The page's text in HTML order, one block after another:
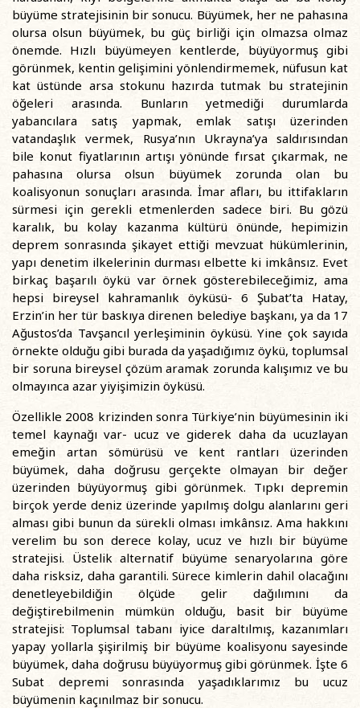
büyüme stratejisinin bir sonucu. Büyümek, her ne pahasına
olursa olsun büyümek, bu güç birliği için olmazsa olmaz
önemde. Hızlı büyümeyen kentlerde, büyüyormuş gibi
görünmek, kentin gelişimini yönlendirmemek, nüfusun kat
kat üstünde arsa stokunu hazırda tutmak bu stratejinin
öğeleri arasında. Bunların yetmediği durumlarda
yabancılara satış yapmak, emlak satışı üzerinden
vatandaşlık vermek, Rusya’nın Ukrayna’ya saldırısından
bile konut fiyatlarının artışı yönünde fırsat çıkarmak, ne
pahasına olursa olsun büyümek zorunda olan bu
koalisyonun sonuçları arasında. İmar afları, bu ittifakların
sürmesi için gerekli etmenlerden sadece biri. Bu gözü
karalık, bu kolay kazanma kültürü önünde, hepimizin
deprem sonrasında şikayet ettiği mevzuat hükümlerinin,
yapı denetim ilkelerinin durması elbette ki imkânsız. Evet
birkaç başarılı öykü var örnek gösterebileceğimiz, ama
hepsi bireysel kahramanlık öyküsü- 6 Şubat’ta Hatay,
Erzin’in her tür baskıya direnen belediye başkanı, ya da 17
Ağustos’da Tavşancıl yerleşiminin öyküsü. Yine çok sayıda
örnekte olduğu gibi burada da yaşadığımız öykü, toplumsal
bir soruna bireysel çözüm aramak zorunda kalışımız ve bu
olmayınca azar yiyişimizin öyküsü.
Özellikle 2008 krizinden sonra Türkiye’nin büyümesinin iki
temel kaynağı var- ucuz ve giderek daha da ucuzlayan
emeğin artan sömürüsü ve kent rantları üzerinden
büyümek, daha doğrusu gerçekte olmayan bir değer
üzerinden büyüyormuş gibi görünmek. Tıpkı depremin
birçok yerde deniz üzerinde yapılmış dolgu alanlarını geri
alması gibi bunun da sürekli olması imkânsız. Ama hakkını
verelim bu son derece kolay, ucuz ve hızlı bir büyüme
stratejisi. Üstelik alternatif büyüme senaryolarına göre
daha risksiz, daha garantili. Sürece kimlerin dahil olacağını
denetleyebildiğin ölçüde gelir dağılımını da
değiştirebilmenin mümkün olduğu, basit bir büyüme
stratejisi: Toplumsal tabanı iyice daraltılmış, kazanımları
yapay yollarla şişirilmiş bir büyüme koalisyonu sayesinde
büyümek, daha doğrusu büyüyormuş gibi görünmek. İşte 6
Subat depremi sonrasında yaşadıklarımız bu ucuz
büyümenin kaçınılmaz bir sonucu.